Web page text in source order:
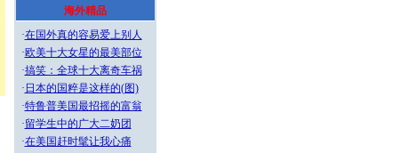
海外精品
·在国外真的容易爱上别人
·欧美十大女星的最美部位
·搞笑：全球十大离奇车祸
· 日本的国粹是这样的(图)
·特鲁普美国最招摇的富翁
·留学生中的广大二奶团
·在美国赶时髦让我心痛